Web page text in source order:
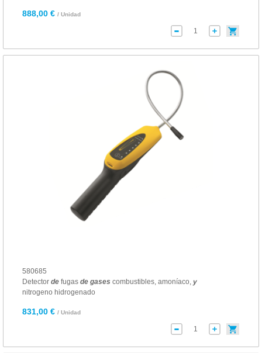
888,00 € / Unidad
580685
Detector defugas de gases combustibles, amoníaco, y
nitrogeno hidrogenado
831,00 € / Unidad